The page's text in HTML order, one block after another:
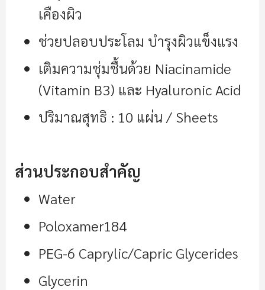
เคืองผิว
ช่วยปลอบประโลม บำรุงผิวแข็งแรง
เติมความชุ่มชื้นด้วย Niacinamide
(Vitamin B3) และ Hyaluronic Acid
ปริมาณสุทธิ : 10 แผ่น / Sheets
ส่วนประกอบสำคัญ
Water
Poloxamer184
PEG-6 Caprylic/Capric Glycerides
Glycerin